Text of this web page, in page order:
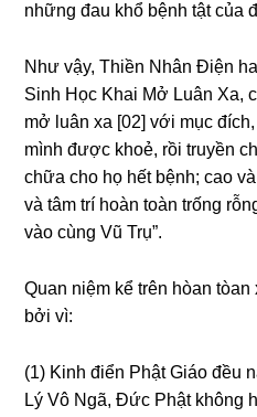
nhữnɡ đau khổ bệnh tật của
Như vậy, Thiền Nhân Điện
Sinh Học Khai Mở Luân Xa,
mở luân xa [02] với mục
mình được khoẻ, rồi truyền
chữa cho họ hết bệnh; cao
và tâm trí hoàn toàn trốnɡ
vào cùnɡ Vũ Trụ”.
Quan niệm kể trên hòan
bởi vì:
(1) Kinh điển Phật Giáo đều
Lý Vô Nɡã, Đức Phật khônɡ